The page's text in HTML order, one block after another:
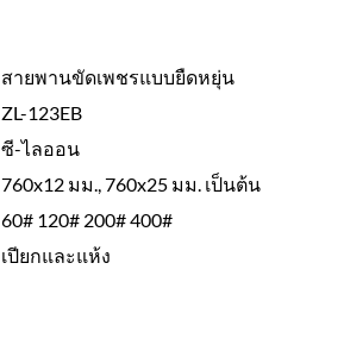
สายพานขัดเพชรแบบยืดหยุ่น
ZL-123EB
ซี-ไลออน
760x12 มม., 760x25 มม. เป็นต้น
60# 120# 200# 400#
เปียกและแห้ง